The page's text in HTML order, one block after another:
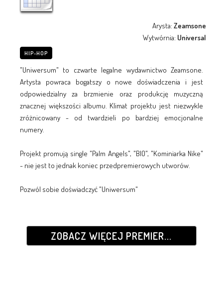
Arysta:Zeamsone
Wytwórnia: Universal
HIP-HOP
"Uniwersum" to czwarte legalne wydawnictwo Zeamsone.
Artysta powraca bogatszy o nowe doświadczenia i jest
odpowiedzialny za brzmienie oraz produkcję muzyczną
znacznej większości albumu. Klimat projektu jest niezwykle
zróżnicowany - od twardzieli po bardziej emocjonalne
numery.
Projekt promują single "Palm Angels", "BIO", "Kominiarka Nike"
- nie jest to jednak koniec przedpremierowych utworów.
Pozwól sobie doświadczyć "Uniwersum"
ZOBACZ WIĘCEJ PREMIER...